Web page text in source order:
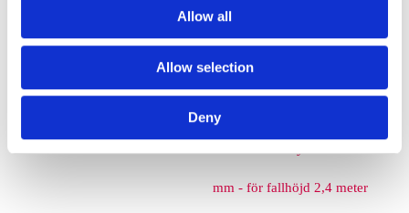
Allow all
Allow selection
Deny
Euroflex fallskyddsmatta 70
mm - för fallhöjd 2,4 meter